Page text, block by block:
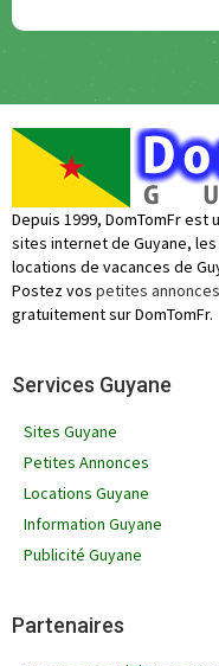
Depuis 1999, DomTomFr est
sites internet de Guyane,
locations de vacances de
Postez vos petites
gratuitement sur DomTomFr.
Services Guyane
Sites Guyane
Petites Annonces
Locations Guyane
Information Guyane
Publicité Guyane
Partenaires